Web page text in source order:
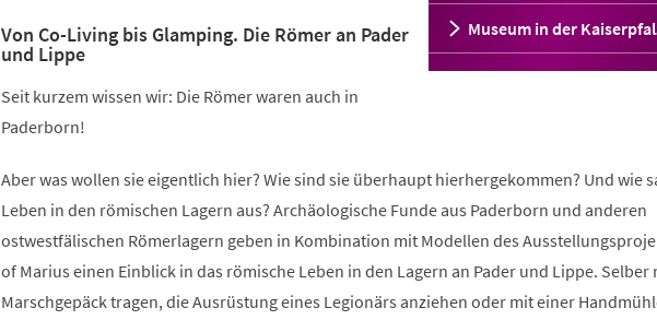
Museum in der
Von Co-Living bis Glamping. Die Römer an Pader
und Lippe
Seit kurzem wissen wir: Die Römer waren auch in
Paderborn!
Aber was wollen sie eigentlich hier? Wie sind sie überhaupt hierhergekommen? Und wie
Leben in den römischen Lagern aus? Archäologische Funde aus Paderborn und anderen
ostwestfälischen Römerlagern geben in Kombination mit Modellen des
of Marius einen Einblick in das römische Leben in den Lagern an Pader und Lippe. Selber
Marschgepäck tragen, die Ausrüstung eines Legionärs anziehen oder mit einer